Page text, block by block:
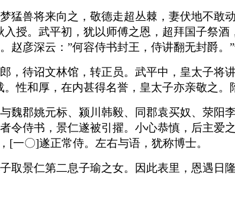
兽将来向之，敬德走超丛棘，妻伏地不敢
授。武平初，犹以师傅之恩，超拜国子祭酒
彦深云：”何容侍书封王，侍讲翻无封爵。
待诏文林馆，转正员。武平中，皇太子将
性和厚，在内甚得名誉，皇太子亦亲敬之。
郡姚元标、颍川韩毅、同郡袁买奴、荥阳
侍书，景仁遂被引擢。小心恭慎，后主爱
[一〇]遂正常侍。左右与语，犹称博士。
景仁第二息子瑜之女。因此表里，恩遇日